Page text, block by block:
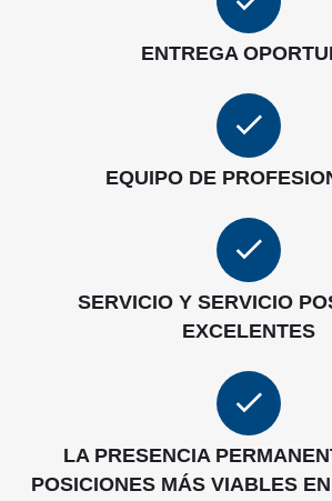
ENTREGA
EQUIPO DE
SERVICIO Y SERVICIO
EXCELENTES
LA PRESENCIA
POSICIONES MÁS VIABLES